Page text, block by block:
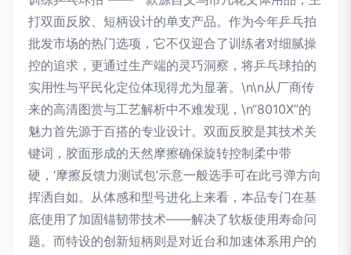
打双面反胶、短柄设计的单支产品。作为今年乒乓拍
批发市场的热门选项，它不仅迎合了训练者对细腻操
控的追求，更通过生产端的灵巧洞察，将乒乓球拍的
实用性与平民化定位体现得尤为显著。\n\n从厂商传
来的高清图赏与工艺解析中不难发现，\n“8010X”的
魅力首先源于百搭的专业设计。双面反胶是其技术关
键词，胶面形成的天然摩擦确保旋转控制柔中带
硬，‘摩擦反馈力测试包’示意一般选手可在此弓弹方向
挥洒自如。从体感和型号进化上来看，本品专门在基
底使用了加固锚韧带技术——解决了软板使用寿命问
题。而特设的创新短柄则是对近台和加速体系用户的